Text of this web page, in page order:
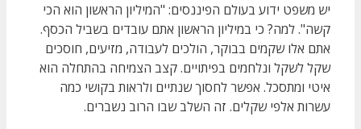
יש משפט ידוע בעולם הפיננסים: "המיליון הראשון הוא הכי
קשה". למה? כי במיליון הראשון אתם עובדים בשביל הכסף.
אתם אלו שקמים בבוקר, הולכים לעבודה, מזיעים, חוסכים
שקל לשקל ונלחמים בפיתויים. קצב הצמיחה בהתחלה הוא
איטי ומתסכל. אפשר לחסוך שנתיים ולראות בקושי כמה
עשרות אלפי שקלים. זה השלב שבו הרוב נשברים.